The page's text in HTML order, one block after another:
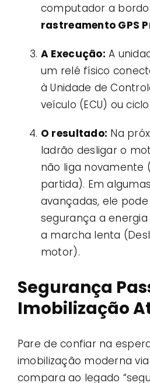
computador a bordo.
rastreamento GPS
A Execução: A
um relé físico
à Unidade de
veículo (ECU) ou
O resultado: Na
ladrão desligar o
não liga novamente
partida). Em
avançadas, ele
segurança a
a marcha lenta
motor).
Segurança
Imobilização
Pare de confiar na
imobilização moderna
compara ao legado